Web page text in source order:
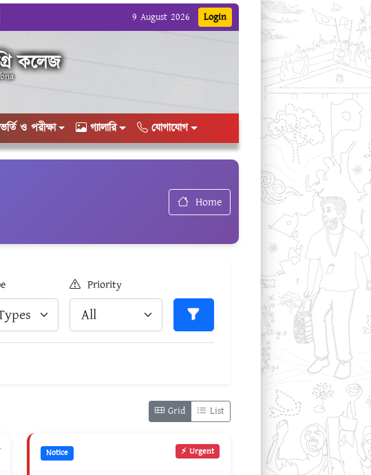
9 August 2026 Login
কলেজ
ভর্তি ও পরীক্ষা গ্যালারি যোগাযোগ
Home
Priority
Grid List
Notice ⚡ Urgent